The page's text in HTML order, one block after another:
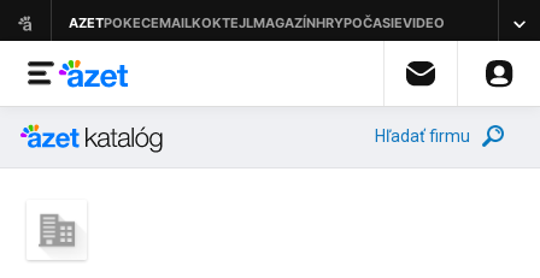
Hľadať firmu